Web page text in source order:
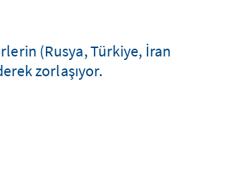
(Rusya, Türkiye, İran
zorlaşıyor.